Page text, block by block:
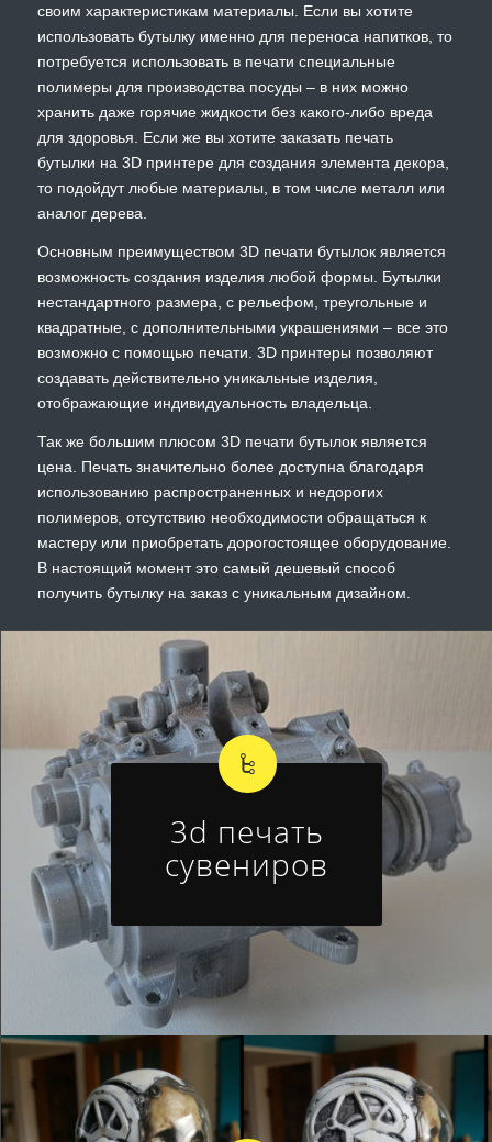
своим характеристикам материалы. Если вы хотите
использовать бутылку именно для переноса напитков, то
потребуется использовать в печати специальные
полимеры для производства посуды – в них можно
хранить даже горячие жидкости без какого-либо вреда
для здоровья. Если же вы хотите заказать печать
бутылки на 3D принтере для создания элемента декора,
то подойдут любые материалы, в том числе металл или
аналог дерева.
Основным преимуществом 3D печати бутылок является
возможность создания изделия любой формы. Бутылки
нестандартного размера, с рельефом, треугольные и
квадратные, с дополнительными украшениями – все это
возможно с помощью печати. 3D принтеры позволяют
создавать действительно уникальные изделия,
отображающие индивидуальность владельца.
Так же большим плюсом 3D печати бутылок является
цена. Печать значительно более доступна благодаря
использованию распространенных и недорогих
полимеров, отсутствию необходимости обращаться к
мастеру или приобретать дорогостоящее оборудование.
В настоящий момент это самый дешевый способ
получить бутылку на заказ с уникальным дизайном.
3d печать
сувениров